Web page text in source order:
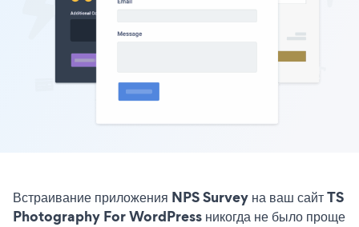
Встраивание приложения NPS Survey на ваш сайт TS
Photography For WordPress никогда не было проще